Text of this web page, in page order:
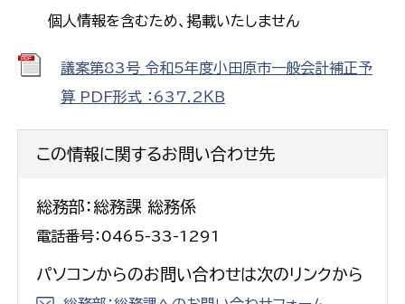
個人情報を含むため、掲載いたしません
議案第83号_令和5年度小田原市一般会計補正予
算 PDF形式 ：637.2ＫＢ
この情報に関するお問い合わせ先
総務部：総務課 総務係
電話番号：0465-33-1291
パソコンからのお問い合わせは次のリンクから